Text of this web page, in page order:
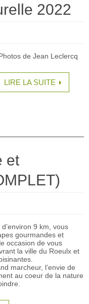
2022
de Jean Leclercq
LIRE LA SUITE
et
9 km, vous
gourmandes et
occasion de vous
la ville du Roeulx et
marcheur, l’envie de
au coeur de la nature